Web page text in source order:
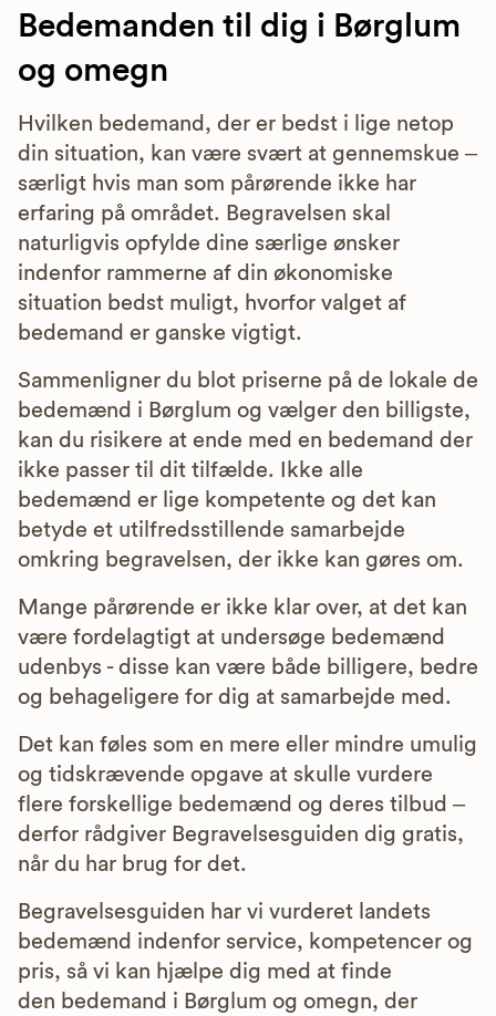
Bedemanden til dig i Børglum
og omegn
Hvilken bedemand, der er bedst i lige netop
din situation, kan være svært at gennemskue –
særligt hvis man som pårørende ikke har
erfaring på området. Begravelsen skal
naturligvis opfylde dine særlige ønsker
indenfor rammerne af din økonomiske
situation bedst muligt, hvorfor valget af
bedemand er ganske vigtigt.
Sammenligner du blot priserne på de lokale de
bedemænd i Børglum og vælger den billigste,
kan du risikere at ende med en bedemand der
ikke passer til dit tilfælde. Ikke alle
bedemænd er lige kompetente og det kan
betyde et utilfredsstillende samarbejde
omkring begravelsen, der ikke kan gøres om.
Mange pårørende er ikke klar over, at det kan
være fordelagtigt at undersøge bedemænd
udenbys - disse kan være både billigere, bedre
og behageligere for dig at samarbejde med.
Det kan føles som en mere eller mindre umulig
og tidskrævende opgave at skulle vurdere
flere forskellige bedemænd og deres tilbud –
derfor rådgiver Begravelsesguiden dig gratis,
når du har brug for det.
Begravelsesguiden har vi vurderet landets
bedemænd indenfor service, kompetencer og
pris, så vi kan hjælpe dig med at finde
den bedemand i Børglum og omegn, der